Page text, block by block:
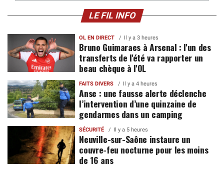
LE FIL INFO
OL EN DIRECT Il y a 3 heures
Bruno Guimaraes à Arsenal : l'un des
transferts de l'été va rapporter un
beau chèque à l'OL
FAITS DIVERS Il y a 4 heures
Anse : une fausse alerte déclenche
l’intervention d’une quinzaine de
gendarmes dans un camping
SÉCURITÉ Il y a 5 heures
Neuville-sur-Saône instaure un
couvre-feu nocturne pour les moins
de 16 ans